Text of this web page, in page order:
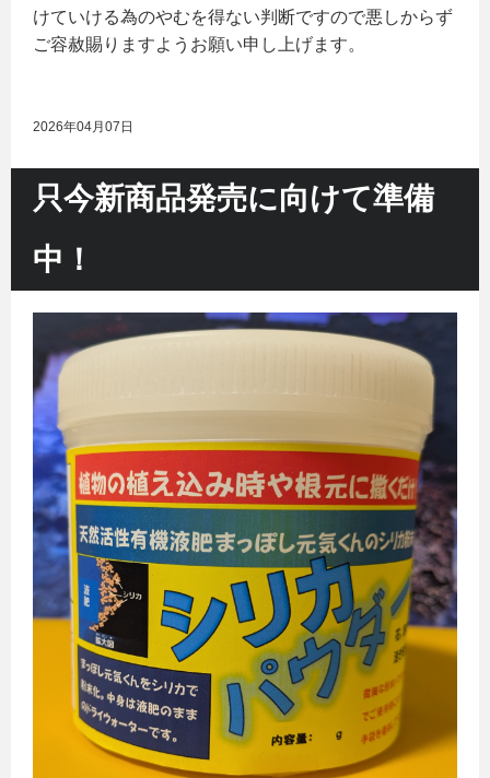
けていける為のやむを得ない判断ですので悪しからず
ご容赦賜りますようお願い申し上げます。
2026年04月07日
只今新商品発売に向けて準備
中！